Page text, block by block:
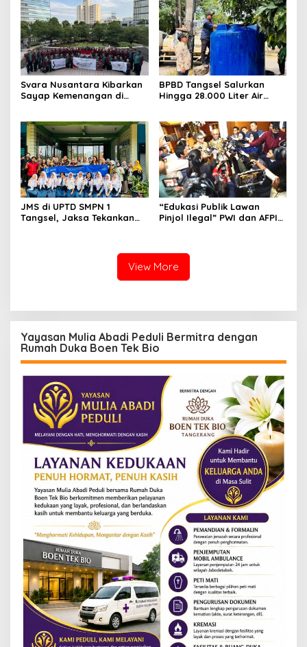
Sentuhan Kemanusiaan dan
Keberlanjutan
Tersangka
Svara Nusantara Kibarkan
Sayap Kemenangan di
BPBD Tangsel Salurkan
Hingga 28.000 Liter Air
Kekeringan
JMS di UPTD SMPN 1
Tangsel, Jaksa Tekankan
“Edukasi Publik Lawan
Pinjol Ilegal” PWI dan AFPI
View More
Yayasan Mulia Abadi Peduli Bermitra dengan
Rumah Duka Boen Tek Bio